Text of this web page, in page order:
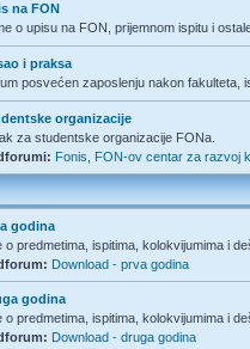
na FON
o upisu na FON, prijemnom ispitu i
i praksa
posvećen zaposlenju nakon fakulteta,
organizacije
za studentske organizacije FONa.
Fonis FON-ov centar za razvoj
godina
o predmetima, ispitima, kolokvijumima i
Download - prva godina
godina
o predmetima, ispitima, kolokvijumima i
Download - druga godina